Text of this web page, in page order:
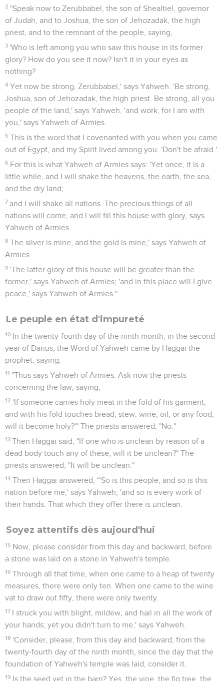
2 "Speak now to Zerubbabel, the son of Shealtiel, governor
of Judah, and to Joshua, the son of Jehozadak, the high
priest, and to the remnant of the people, saying,
3 'Who is left among you who saw this house in its former
glory? How do you see it now? Isn't it in your eyes as
nothing?
4 Yet now be strong, Zerubbabel,' says Yahweh. 'Be strong,
Joshua, son of Jehozadak, the high priest. Be strong, all you
people of the land,' says Yahweh, 'and work, for I am with
you,' says Yahweh of Armies.
5 This is the word that I covenanted with you when you came
out of Egypt, and my Spirit lived among you. 'Don't be afraid.'
6 For this is what Yahweh of Armies says: 'Yet once, it is a
little while, and I will shake the heavens, the earth, the sea,
and the dry land;
7 and I will shake all nations. The precious things of all
nations will come, and I will fill this house with glory, says
Yahweh of Armies.
8 The silver is mine, and the gold is mine,' says Yahweh of
Armies.
9 'The latter glory of this house will be greater than the
former,' says Yahweh of Armies; 'and in this place will I give
peace,' says Yahweh of Armies."
Le peuple en état d'impureté
10 In the twenty-fourth day of the ninth month, in the second
year of Darius, the Word of Yahweh came by Haggai the
prophet, saying,
11 "Thus says Yahweh of Armies: Ask now the priests
concerning the law, saying,
12 'If someone carries holy meat in the fold of his garment,
and with his fold touches bread, stew, wine, oil, or any food,
will it become holy?'" The priests answered, "No."
13 Then Haggai said, "If one who is unclean by reason of a
dead body touch any of these, will it be unclean?" The
priests answered, "It will be unclean."
14 Then Haggai answered, "'So is this people, and so is this
nation before me,' says Yahweh; 'and so is every work of
their hands. That which they offer there is unclean.
Soyez attentifs dès aujourd'hui
15 Now, please consider from this day and backward, before
a stone was laid on a stone in Yahweh's temple.
16 Through all that time, when one came to a heap of twenty
measures, there were only ten. When one came to the wine
vat to draw out fifty, there were only twenty.
17 I struck you with blight, mildew, and hail in all the work of
your hands; yet you didn't turn to me,' says Yahweh.
18 'Consider, please, from this day and backward, from the
twenty-fourth day of the ninth month, since the day that the
foundation of Yahweh's temple was laid, consider it.
19 Is the seed yet in the barn? Yes, the vine, the fig tree, the